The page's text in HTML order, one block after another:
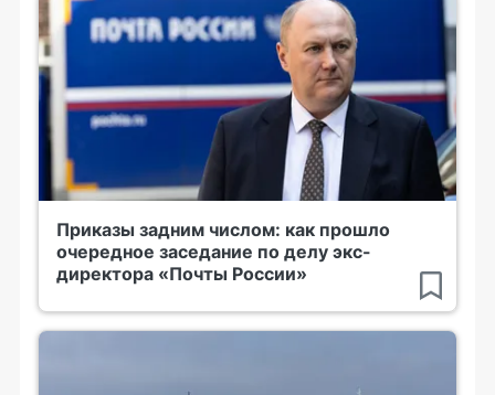
Приказы задним числом: как прошло
очередное заседание по делу экс-
директора «Почты России»